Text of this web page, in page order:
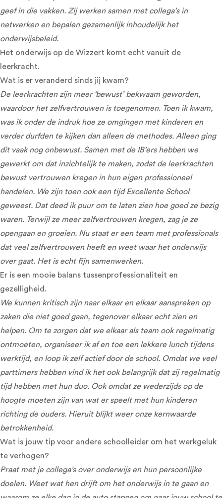
geef in die vakken. Zij werken samen met collega’s in
netwerken en bepalen gezamenlijk inhoudelijk het
onderwijsbeleid.
Het onderwijs op de Wizzert komt echt vanuit de
leerkracht.
Wat is er veranderd sinds jij kwam?
De leerkrachten zijn meer ‘bewust’ bekwaam geworden,
waardoor het zelfvertrouwen is toegenomen. Toen ik kwam,
was ik onder de indruk hoe ze omgingen met kinderen en
verder durfden te kijken dan alleen de methodes. Alleen ging
dit vaak nog onbewust. Samen met de IB’ers hebben we
gewerkt om dat inzichtelijk te maken, zodat de leerkrachten
bewust vertrouwen kregen in hun eigen professioneel
handelen. We zijn toen ook een tijd Excellente School
geweest. Dat deed ik puur om te laten zien hoe goed ze bezig
waren. Terwijl ze meer zelfvertrouwen kregen, zag je ze
opengaan en groeien. Nu staat er een team met professionals
dat veel zelfvertrouwen heeft en weet waar het onderwijs
over gaat. Het is echt fijn samenwerken.
Er is een mooie balans tussenprofessionaliteit en
gezelligheid.
We kunnen kritisch zijn naar elkaar en elkaar aanspreken op
zaken die niet goed gaan, tegenover elkaar echt zien en
helpen. Om te zorgen dat we elkaar als team ook regelmatig
ontmoeten, organiseer ik af en toe een lekkere lunch tijdens
werktijd, en loop ik zelf actief door de school. Omdat we veel
parttimers hebben vind ik het ook belangrijk dat zij regelmatig
tijd hebben met hun duo. Ook omdat ze wederzijds op de
hoogte moeten zijn van wat er speelt met hun kinderen
richting de ouders. Hieruit blijkt weer onze kernwaarde
betrokkenheid.
Wat is jouw tip voor andere schoolleider om het werkgeluk
te verhogen?
Praat met je collega’s over onderwijs en hun persoonlijke
doelen. Weet wat hen drijft om het onderwijs in te gaan en